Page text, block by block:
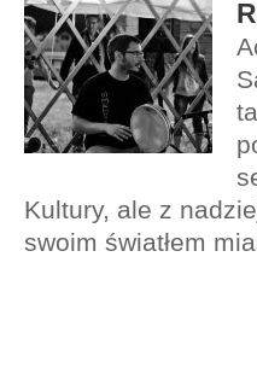
Kultury, ale z
swoim światłem